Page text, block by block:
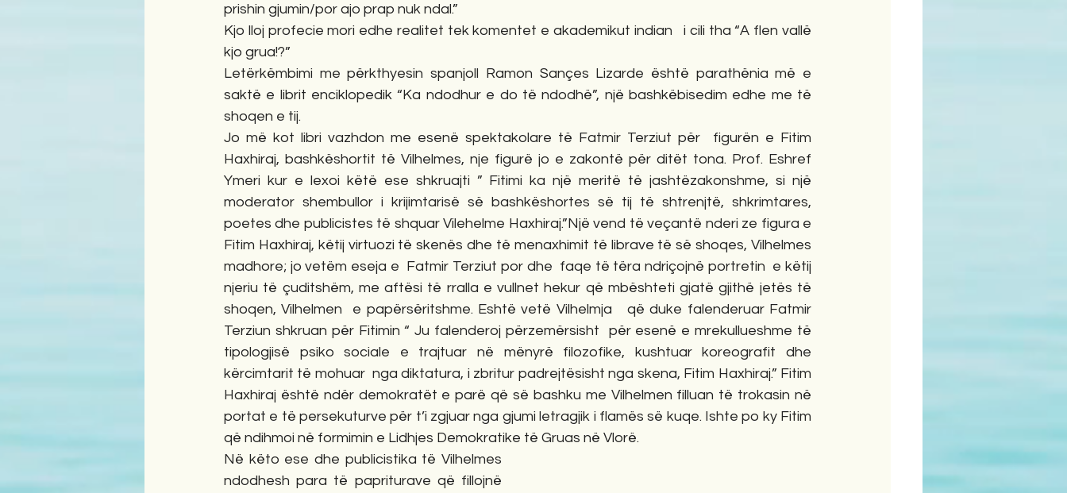
prishin gjumin/por ajo prap nuk ndal.”
Kjo lloj profecie mori edhe realitet tek komentet e akademikut indian   i cili tha “A flen vallë
kjo grua!?”
Letërkëmbimi me përkthyesin spanjoll Ramon Sançes Lizarde është parathënia më e
saktë e librit enciklopedik “Ka ndodhur e do të ndodhë”, një bashkëbisedim edhe me të
shoqen e tij.
Jo më kot libri vazhdon me esenë spektakolare të Fatmir Terziut për  figurën e Fitim
Haxhiraj, bashkëshortit të Vilhelmes, nje figurë jo e zakontë për ditët tona. Prof. Eshref
Ymeri kur e lexoi këtë ese shkruajti ” Fitimi ka një meritë të jashtëzakonshme, si një
moderator shembullor i krijimtarisë së bashkëshortes së tij të shtrenjtë, shkrimtares,
poetes dhe publicistes të shquar Vilehelme Haxhiraj.”Një vend të veçantë nderi ze figura e
Fitim Haxhiraj, këtij virtuozi të skenës dhe të menaxhimit të librave të së shoqes, Vilhelmes
madhore; jo vetëm eseja e  Fatmir Terziut por dhe  faqe të tëra ndriçojnë portretin  e këtij
njeriu të çuditshëm, me aftësi të rralla e vullnet hekur që mbështeti gjatë gjithë jetës të
shoqen, Vilhelmen  e papërsëritshme. Eshtë vetë Vilhelmja   që duke falenderuar Fatmir
Terziun shkruan për Fitimin “ Ju falenderoj përzemërsisht  për esenë e mrekullueshme të
tipologjisë psiko sociale e trajtuar në mënyrë filozofike, kushtuar koreografit dhe
kërcimtarit të mohuar  nga diktatura, i zbritur padrejtësisht nga skena, Fitim Haxhiraj.” Fitim
Haxhiraj është ndër demokratët e parë që së bashku me Vilhelmen filluan të trokasin në
portat e të persekuturve për t’i zgjuar nga gjumi letragjik i flamës së kuqe. Ishte po ky Fitim
që ndihmoi në formimin e Lidhjes Demokratike të Gruas në Vlorë.
Në këto ese dhe publicistika të Vilhelmes
ndodhesh para të papriturave që fillojnë